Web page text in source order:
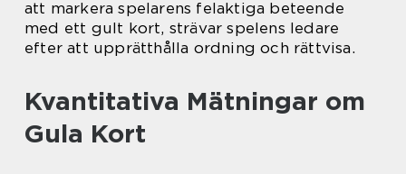
att markera spelarens felaktiga beteende
med ett gult kort, strävar spelens ledare
efter att upprätthålla ordning och rättvisa.
Kvantitativa Mätningar om
Gula Kort